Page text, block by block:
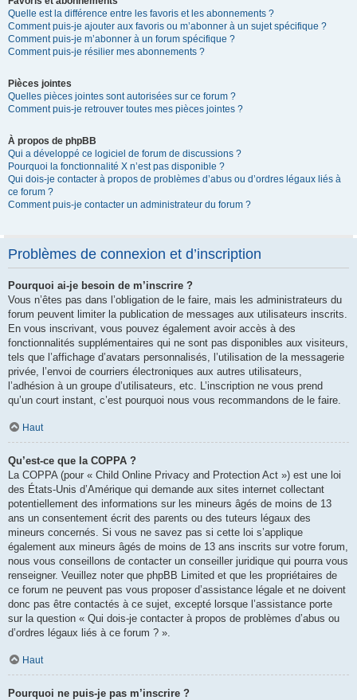
Quelle est la différence entre les favoris et les abonnements ?
Comment puis-je ajouter aux favoris ou m’abonner à un sujet spécifique ?
Comment puis-je m’abonner à un forum spécifique ?
Comment puis-je résilier mes abonnements ?
Pièces jointes
Quelles pièces jointes sont autorisées sur ce forum ?
Comment puis-je retrouver toutes mes pièces jointes ?
À propos de phpBB
Qui a développé ce logiciel de forum de discussions ?
Pourquoi la fonctionnalité X n’est pas disponible ?
Qui dois-je contacter à propos de problèmes d’abus ou d’ordres légaux liés à
ce forum ?
Comment puis-je contacter un administrateur du forum ?
Problèmes de connexion et d’inscription
Pourquoi ai-je besoin de m’inscrire ?
Vous n’êtes pas dans l’obligation de le faire, mais les administrateurs du
forum peuvent limiter la publication de messages aux utilisateurs inscrits.
En vous inscrivant, vous pouvez également avoir accès à des
fonctionnalités supplémentaires qui ne sont pas disponibles aux visiteurs,
tels que l’affichage d’avatars personnalisés, l’utilisation de la messagerie
privée, l’envoi de courriers électroniques aux autres utilisateurs,
l’adhésion à un groupe d’utilisateurs, etc. L’inscription ne vous prend
qu’un court instant, c’est pourquoi nous vous recommandons de le faire.
Haut
Qu’est-ce que la COPPA ?
La COPPA (pour « Child Online Privacy and Protection Act ») est une loi
des États-Unis d’Amérique qui demande aux sites internet collectant
potentiellement des informations sur les mineurs âgés de moins de 13
ans un consentement écrit des parents ou des tuteurs légaux des
mineurs concernés. Si vous ne savez pas si cette loi s’applique
également aux mineurs âgés de moins de 13 ans inscrits sur votre forum,
nous vous conseillons de contacter un conseiller juridique qui pourra vous
renseigner. Veuillez noter que phpBB Limited et que les propriétaires de
ce forum ne peuvent pas vous proposer d’assistance légale et ne doivent
donc pas être contactés à ce sujet, excepté lorsque l’assistance porte
sur la question « Qui dois-je contacter à propos de problèmes d’abus ou
d’ordres légaux liés à ce forum ? ».
Haut
Pourquoi ne puis-je pas m’inscrire ?